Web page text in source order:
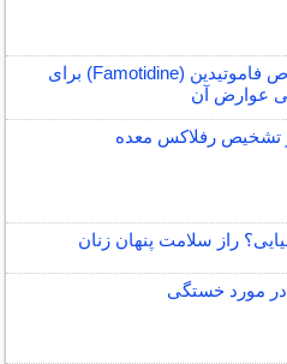
موارد مصرف قرص فاموتیدین (Famotidine) برای
عوارض آن
تشخیص رفلاکس معده
راز سلامت پنهان زنان
مورد خستگی